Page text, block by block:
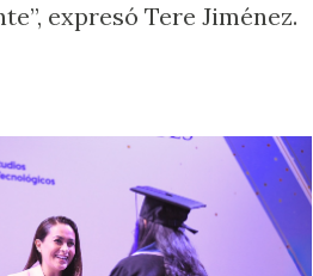
expresó Tere Jiménez.